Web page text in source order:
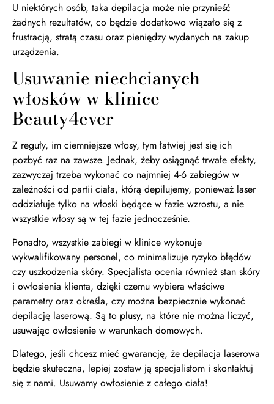
U niektórych osób, taka depilacja może nie przynieść
żadnych rezultatów, co będzie dodatkowo wiązało się z
frustracją, stratą czasu oraz pieniędzy wydanych na zakup
urządzenia.
Usuwanie niechcianych
włosków w klinice
Beauty4ever
Z reguły, im ciemniejsze włosy, tym łatwiej jest się ich
pozbyć raz na zawsze. Jednak, żeby osiągnąć trwałe efekty,
zazwyczaj trzeba wykonać co najmniej 4-6 zabiegów w
zależności od partii ciała, którą depilujemy, ponieważ laser
oddziałuje tylko na włoski będące w fazie wzrostu, a nie
wszystkie włosy są w tej fazie jednocześnie.
Ponadto, wszystkie zabiegi w klinice wykonuje
wykwalifikowany personel, co minimalizuje ryzyko błędów
czy uszkodzenia skóry. Specjalista ocenia również stan skóry
i owłosienia klienta, dzięki czemu wybiera właściwe
parametry oraz określa, czy można bezpiecznie wykonać
depilację laserową. Są to plusy, na które nie można liczyć,
usuwając owłosienie w warunkach domowych.
Dlatego, jeśli chcesz mieć gwarancję, że depilacja laserowa
będzie skuteczna, lepiej zostaw ją specjalistom i skontaktuj
się z nami. Usuwamy owłosienie z całego ciała!